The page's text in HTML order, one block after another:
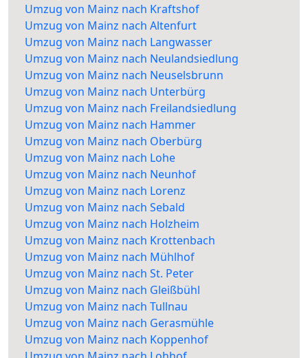
Umzug von Mainz nach Kraftshof
Umzug von Mainz nach Altenfurt
Umzug von Mainz nach Langwasser
Umzug von Mainz nach Neulandsiedlung
Umzug von Mainz nach Neuselsbrunn
Umzug von Mainz nach Unterbürg
Umzug von Mainz nach Freilandsiedlung
Umzug von Mainz nach Hammer
Umzug von Mainz nach Oberbürg
Umzug von Mainz nach Lohe
Umzug von Mainz nach Neunhof
Umzug von Mainz nach Lorenz
Umzug von Mainz nach Sebald
Umzug von Mainz nach Holzheim
Umzug von Mainz nach Krottenbach
Umzug von Mainz nach Mühlhof
Umzug von Mainz nach St. Peter
Umzug von Mainz nach Gleißbühl
Umzug von Mainz nach Tullnau
Umzug von Mainz nach Gerasmühle
Umzug von Mainz nach Koppenhof